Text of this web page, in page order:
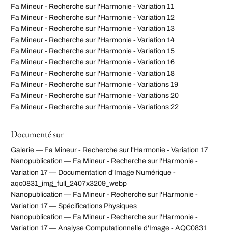
Fa Mineur - Recherche sur l'Harmonie - Variation 11
Fa Mineur - Recherche sur l'Harmonie - Variation 12
Fa Mineur - Recherche sur l'Harmonie - Variation 13
Fa Mineur - Recherche sur l'Harmonie - Variation 14
Fa Mineur - Recherche sur l'Harmonie - Variation 15
Fa Mineur - Recherche sur l'Harmonie - Variation 16
Fa Mineur - Recherche sur l'Harmonie - Variation 18
Fa Mineur - Recherche sur l'Harmonie - Variations 19
Fa Mineur - Recherche sur l'Harmonie - Variations 20
Fa Mineur - Recherche sur l'Harmonie - Variations 22
Documenté sur
Galerie — Fa Mineur - Recherche sur l'Harmonie - Variation 17
Nanopublication — Fa Mineur - Recherche sur l'Harmonie -
Variation 17 — Documentation d'Image Numérique -
aqc0831_img_full_2407x3209_webp
Nanopublication — Fa Mineur - Recherche sur l'Harmonie -
Variation 17 — Spécifications Physiques
Nanopublication — Fa Mineur - Recherche sur l'Harmonie -
Variation 17 — Analyse Computationnelle d'Image - AQC0831